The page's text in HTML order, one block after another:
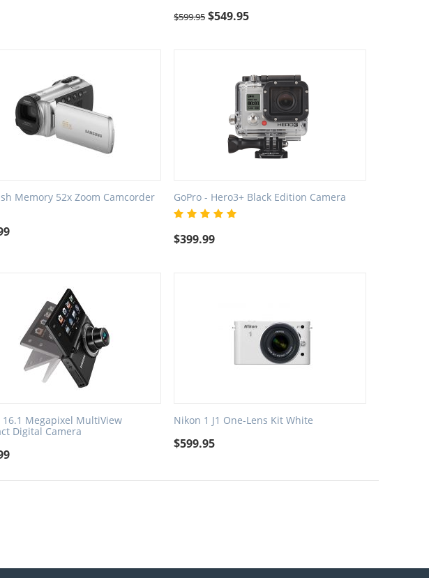
$599.95 $549.95
Memory 52x Zoom Camcorder
GoPro - Hero3+ Black Edition Camera
$399.99
16.1 Megapixel MultiView
Digital Camera
Nikon 1 J1 One-Lens Kit White
$599.95